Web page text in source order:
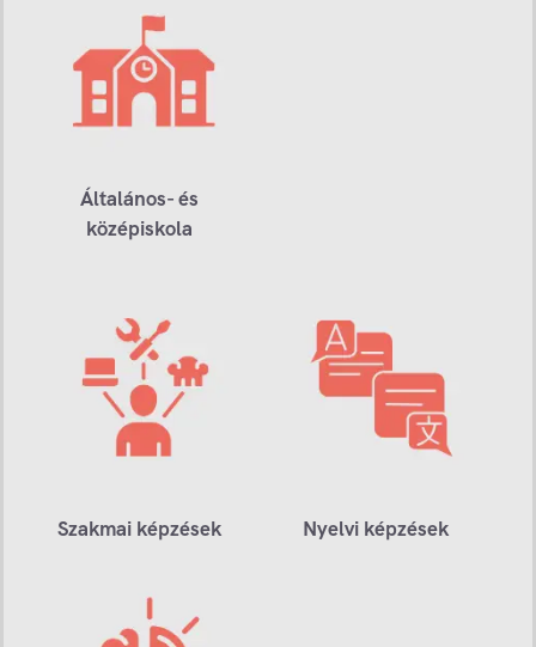
Általános- és
középiskola
Szakmai képzések Nyelvi képzések